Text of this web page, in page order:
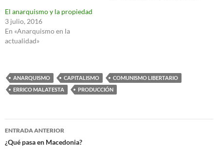
El anarquismo y la propiedad
3 julio, 2016
En «Anarquismo en la
actualidad»
ANARQUISMO CAPITALISMO
COMUNISMO LIBERTARIO
ERRICO MALATESTA
PRODUCCIÓN
Navegación
de
ENTRADA ANTERIOR
¿Qué pasa en Macedonia?